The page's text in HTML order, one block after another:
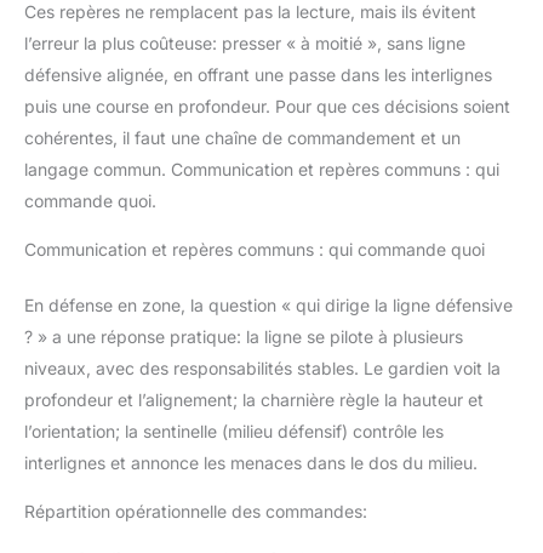
Ces repères ne remplacent pas la lecture, mais ils évitent
l’erreur la plus coûteuse: presser « à moitié », sans ligne
défensive alignée, en offrant une passe dans les interlignes
puis une course en profondeur. Pour que ces décisions soient
cohérentes, il faut une chaîne de commandement et un
langage commun. Communication et repères communs : qui
commande quoi.
Communication et repères communs : qui commande quoi
En défense en zone, la question « qui dirige la ligne défensive
? » a une réponse pratique: la ligne se pilote à plusieurs
niveaux, avec des responsabilités stables. Le gardien voit la
profondeur et l’alignement; la charnière règle la hauteur et
l’orientation; la sentinelle (milieu défensif) contrôle les
interlignes et annonce les menaces dans le dos du milieu.
Répartition opérationnelle des commandes: